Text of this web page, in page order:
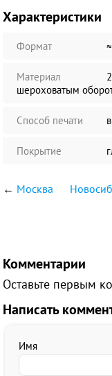
Характеристики
Формат
Материал
шероховатым
Способ печати
Покрытие
← Москва
Комментарии
Оставьте первым
Написать
Имя